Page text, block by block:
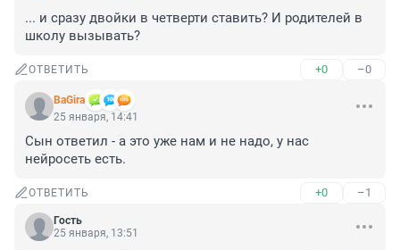
... и сразу двойки в четверти ставить? И родителей в
школу вызывать?
ОТВЕТИТЬ +0 –0
BaGira
25 января, 14:41
Сын ответил - а это уже нам и не надо, у нас
нейросеть есть.
ОТВЕТИТЬ +0 –1
Гость
25 января, 13:51